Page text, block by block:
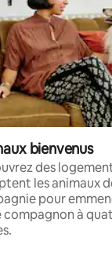
bienvenus
des
les animaux
pour
compagnon à